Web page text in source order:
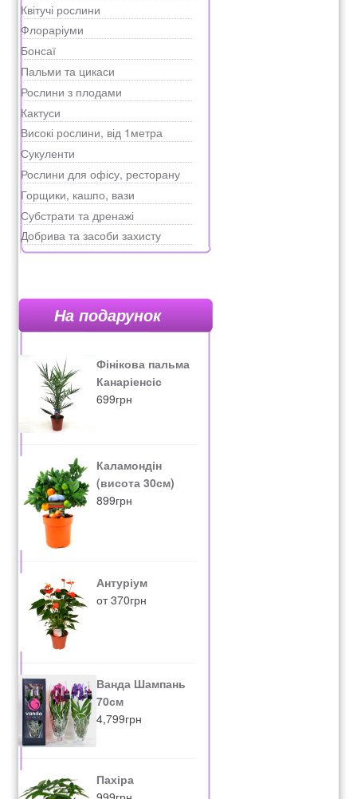
Квітучі рослини
Флораріуми
Бонсаї
Пальми та цикаси
Рослини з плодами
Кактуси
Високі рослини, від 1метра
Сукуленти
Рослини для офісу, ресторану
Горщики, кашпо, вази
Субстрати та дренажі
Добрива та засоби захисту
На подарунок
Фінікова пальма
Канаріенсіс
699грн
Каламондін
(висота 30см)
899грн
Антуріум
от370грн
Ванда Шампань
70см
4,799грн
Пахіра